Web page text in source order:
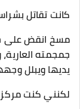
كانت تقاتل
مسخ انقض على
جمجمته
يديها ويبلل
​لكنني كنت